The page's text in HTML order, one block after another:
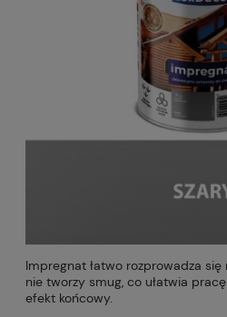
Impregnat łatwo rozprowadza
nie tworzy smug, co ułatwia
efekt końcowy.